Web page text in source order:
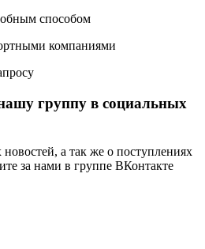
способом
компаниями
группу в социальных
новостей, а так же о поступлениях
за нами в группе ВКонтакте